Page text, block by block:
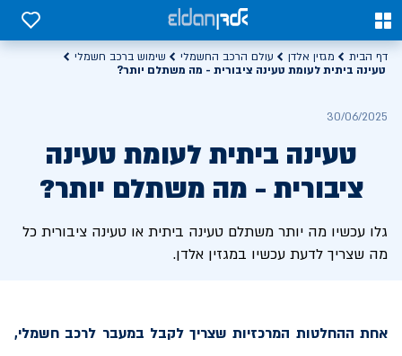
0
0
דף הבית מגזין אלדן עולם הרכב החשמלי
שימוש ברכב חשמלי
טעינה ביתית לעומת טעינה ציבורית - מה משתלם יותר?
30/06/2025
טעינה ביתית לעומת טעינה
ציבורית - מה משתלם יותר?
גלו עכשיו מה יותר משתלם טעינה ביתית או טעינה ציבורית כל
מה שצריך לדעת עכשיו במגזין אלדן.
אחת ההחלטות המרכזיות שצריך לקבל במעבר לרכב חשמלי,